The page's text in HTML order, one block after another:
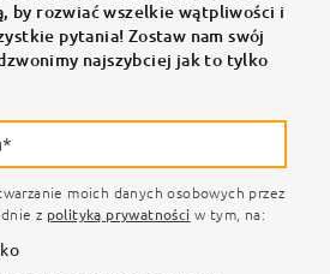
by rozwiać wszelkie wątpliwości i
pytania! Zostaw nam swój
najszybciej jak to tylko
moich danych osobowych przez
z polityką prywatności w tym, na: